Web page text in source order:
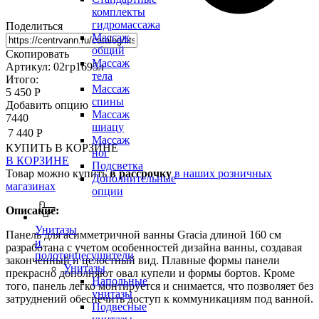
комплекты
гидромассажа
Массаж
общий
Массаж
тела
Массаж
спины
Массаж
шиацу
Массаж
ног
Подсветка
Дополнительные
опции
Унитазы
и
полотенцесушители
Унитазы
Напольные
унитазы
Подвесные
Поделиться
Скопировать
Артикул: 02гр1695л
Итого:
5 450 Р
Добавить опцию
7440
7 440 Р
КУПИТЬ В КОРЗИНЕ
В КОРЗИНЕ
Товар можно купитьв рассрочку в наших розничных
магазинах
Описание:
Панель для асимметричной ванны Gracia длиной 160 см
разработана с учетом особенностей дизайна ванны, создавая
законченный и целостный вид. Плавные формы панели
прекрасно дополняют овал купели и формы бортов. Кроме
того, панель легко монтируется и снимается, что позволяет без
затруднений обеспечить доступ к коммуникациям под ванной.